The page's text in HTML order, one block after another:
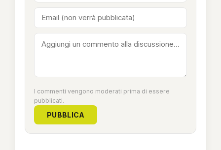
I commenti vengono moderati prima di essere
pubblicati.
PUBBLICA